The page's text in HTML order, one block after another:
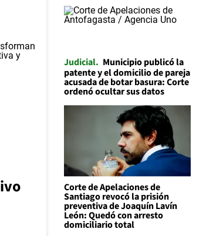
Judicial
Municipio publicó la
patente y el domicilio de pareja
acusada de botar basura: Corte
ordenó ocultar sus datos
Corte de Apelaciones de
Santiago revocó la prisión
preventiva de Joaquín Lavín
León: Quedó con arresto
domiciliario total